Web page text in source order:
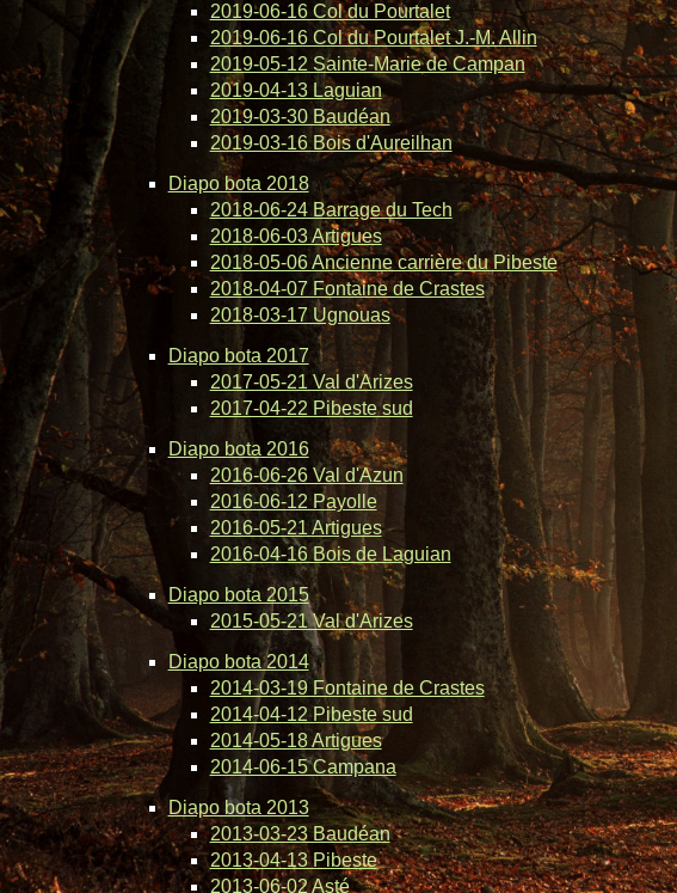
2019-06-16 Col du Pourtalet
2019-06-16 Col du Pourtalet J.-M. Allin
2019-05-12 Sainte-Marie de Campan
2019-04-13 Laguian
2019-03-30 Baudéan
2019-03-16 Bois d'Aureilhan
Diapo bota 2018
2018-06-24 Barrage du Tech
2018-06-03 Artigues
2018-05-06 Ancienne carrière du Pibeste
2018-04-07 Fontaine de Crastes
2018-03-17 Ugnouas
Diapo bota 2017
2017-05-21 Val d'Arizes
2017-04-22 Pibeste sud
Diapo bota 2016
2016-06-26 Val d'Azun
2016-06-12 Payolle
2016-05-21 Artigues
2016-04-16 Bois de Laguian
Diapo bota 2015
2015-05-21 Val d'Arizes
Diapo bota 2014
2014-03-19 Fontaine de Crastes
2014-04-12 Pibeste sud
2014-05-18 Artigues
2014-06-15 Campana
Diapo bota 2013
2013-03-23 Baudéan
2013-04-13 Pibeste
2013-06-02 Asté